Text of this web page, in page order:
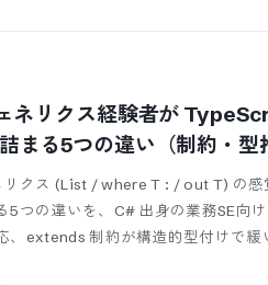
ネリクス経験者が
まる5つの違い（制約・型
リクス (List / where T : / out T) の感
5つの違いを、C# 出身の業務SE向
、extends 制約が構造的型付けで緩